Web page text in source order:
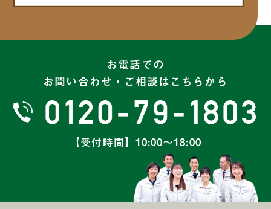
お電話での
お問い合わせ・ご相談はこちらから
【受付時間】10:00～18:00